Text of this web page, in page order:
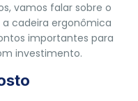
vamos falar sobre o
cadeira ergonômica
importantes para
investimento.